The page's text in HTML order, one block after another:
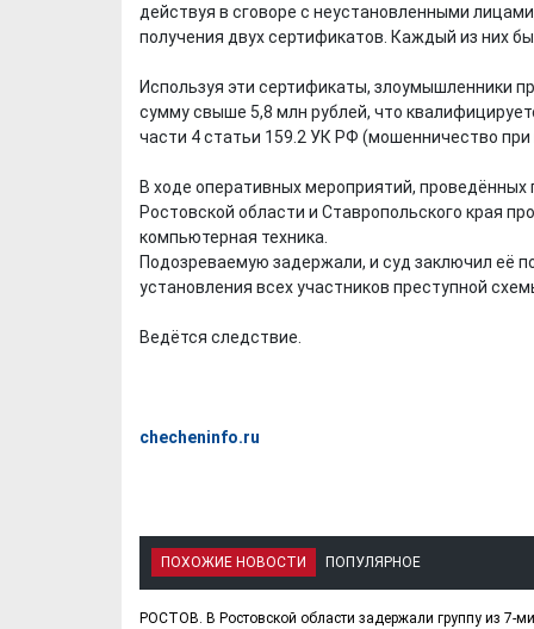
действуя в сговоре с неустановленными
получения двух сертификатов. Каждый из них
Используя эти сертификаты, злоумышленники
сумму свыше 5,8 млн рублей, что
части 4 статьи 159.2 УК РФ (мошенничество при
В ходе оперативных мероприятий,
Ростовской области и Ставропольского края
компьютерная техника.
Подозреваемую задержали, и суд заключил её
установления всех участников преступной
Ведётся следствие.
checheninfo.ru
ПОХОЖИЕ НОВОСТИ ПОПУЛЯРНОЕ
РОСТОВ. В Ростовской области задержали группу из 7-